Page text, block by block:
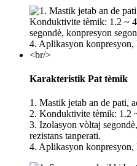
Karakteristik Pat tèmik
1. Mastik jetab an de pati,
2. Konduktivite tèmik: 1.2
3. Izolasyon vòltaj
rezistans tanperati.
4. Aplikasyon konpresyon,